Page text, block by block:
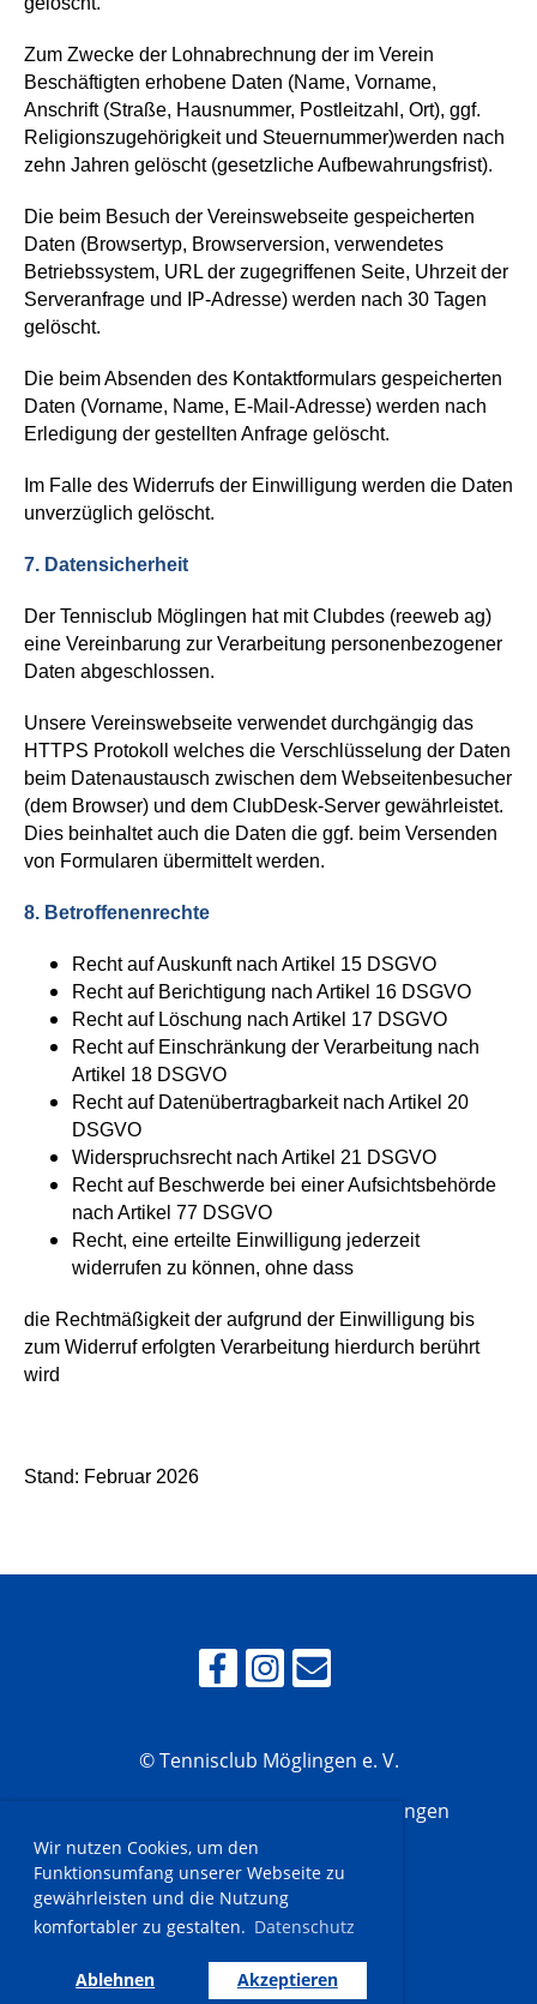
Wir nutzen Cookies, um den
Funktionsumfang unserer Webseite zu
gewährleisten und die Nutzung
komfortabler zu gestalten. Datenschutz
Ablehnen Akzeptieren
Zum Zwecke der Lohnabrechnung der im Verein
Beschäftigten erhobene Daten (Name, Vorname,
Anschrift (Straße, Hausnummer, Postleitzahl, Ort), ggf.
Religionszugehörigkeit und Steuernummer)werden nach
zehn Jahren gelöscht (gesetzliche Aufbewahrungsfrist).
Die beim Besuch der Vereinswebseite gespeicherten
Daten (Browsertyp, Browserversion, verwendetes
Betriebssystem, URL der zugegriffenen Seite, Uhrzeit der
Serveranfrage und IP-Adresse) werden nach 30 Tagen
gelöscht.
Die beim Absenden des Kontaktformulars gespeicherten
Daten (Vorname, Name, E-Mail-Adresse) werden nach
Erledigung der gestellten Anfrage gelöscht.
Im Falle des Widerrufs der Einwilligung werden die Daten
unverzüglich gelöscht.
7. Datensicherheit
Der Tennisclub Möglingen hat mit Clubdes (reeweb ag)
eine Vereinbarung zur Verarbeitung personenbezogener
Daten abgeschlossen.
Unsere Vereinswebseite verwendet durchgängig das
HTTPS Protokoll welches die Verschlüsselung der Daten
beim Datenaustausch zwischen dem Webseitenbesucher
(dem Browser) und dem ClubDesk-Server gewährleistet.
Dies beinhaltet auch die Daten die ggf. beim Versenden
von Formularen übermittelt werden.
8. Betroffenenrechte
Recht auf Auskunft nach Artikel 15 DSGVO
Recht auf Berichtigung nach Artikel 16 DSGVO
Recht auf Löschung nach Artikel 17 DSGVO
Recht auf Einschränkung der Verarbeitung nach
Artikel 18 DSGVO
Recht auf Datenübertragbarkeitnach Artikel 20
DSGVO
Widerspruchsrecht nach Artikel 21 DSGVO
Recht auf Beschwerde bei einerAufsichtsbehörde
nach Artikel 77 DSGVO
Recht, eine erteilte Einwilligung jederzeit
widerrufen zu können, ohne dass
die Rechtmäßigkeitder aufgrund der Einwilligung bis
zum Widerruf erfolgten Verarbeitung hierdurch berührt
wird
Stand: Februar 2026
© Tennisclub Möglingen e. V.
Ludwigsburger Str. 80, 71696 Möglingen
Impressum